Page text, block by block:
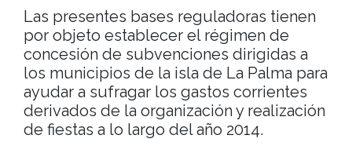
Las presentes bases reguladoras tienen
por objeto establecer el régimen de
concesión de subvenciones dirigidas a
los municipios de la isla de La Palma para
ayudar a sufragar los gastos corrientes
derivados de la organización y realización
de fiestas a lo largo del año 2014.